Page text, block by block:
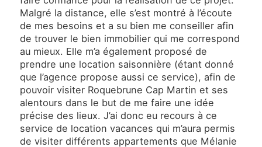
Malgré la distance, elle s’est montré à l’écoute
de mes besoins et a su bien me conseiller afin
de trouver le bien immobilier qui me correspond
au mieux. Elle m’a également proposé de
prendre une location saisonnière (étant donné
que l’agence propose aussi ce service), afin de
pouvoir visiter Roquebrune Cap Martin et ses
alentours dans le but de me faire une idée
précise des lieux. J’ai donc eu recours à ce
service de location vacances qui m’aura permis
de visiter différents appartements que Mélanie